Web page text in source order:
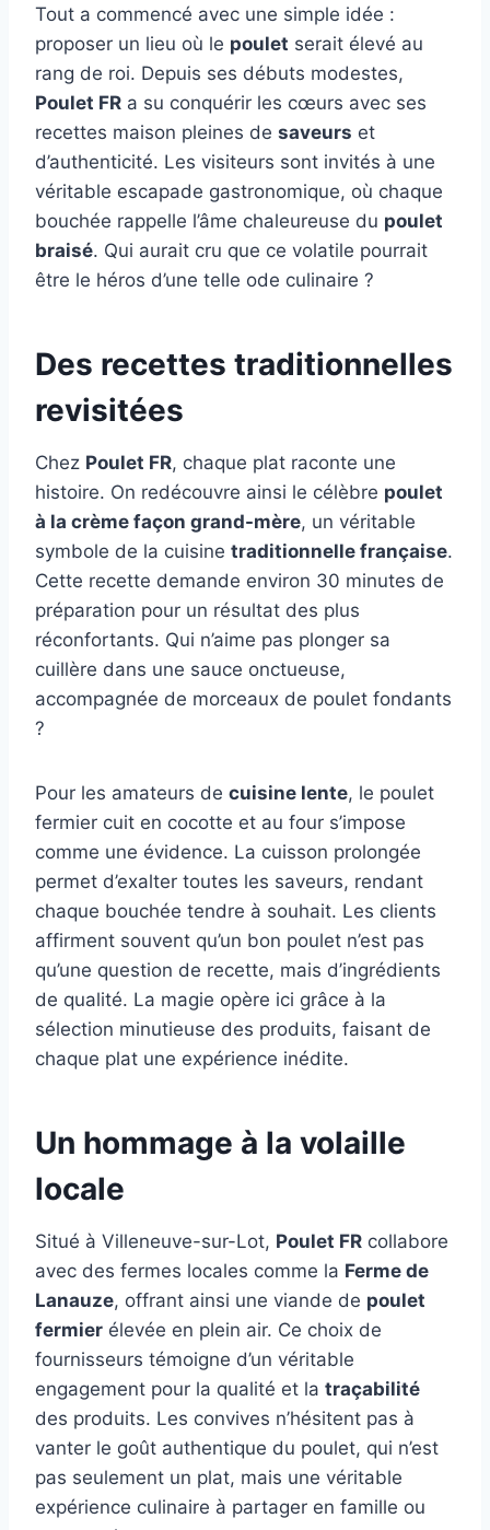
Tout a commencé avec une simple idée :
proposer un lieu où le poulet serait élevé au
rang de roi. Depuis ses débuts modestes,
Poulet FR a su conquérir les cœurs avec ses
recettes maison pleines de saveurs et
d’authenticité. Les visiteurs sont invités à une
véritable escapade gastronomique, où chaque
bouchée rappelle l’âme chaleureuse du poulet
braisé. Qui aurait cru que ce volatile pourrait
être le héros d’une telle ode culinaire ?
Des recettes traditionnelles
revisitées
Chez Poulet FR, chaque plat raconte une
histoire. On redécouvre ainsi le célèbre poulet
à la crème façon grand-mère, un véritable
symbole de la cuisine traditionnelle française.
Cette recette demande environ 30 minutes de
préparation pour un résultat des plus
réconfortants. Qui n’aime pas plonger sa
cuillère dans une sauce onctueuse,
accompagnée de morceaux de poulet fondants
?
Pour les amateurs de cuisine lente, le poulet
fermier cuit en cocotte et au four s’impose
comme une évidence. La cuisson prolongée
permet d’exalter toutes les saveurs, rendant
chaque bouchée tendre à souhait. Les clients
affirment souvent qu’un bon poulet n’est pas
qu’une question de recette, mais d’ingrédients
de qualité. La magie opère ici grâce à la
sélection minutieuse des produits, faisant de
chaque plat une expérience inédite.
Un hommage à la volaille
locale
Situé à Villeneuve-sur-Lot, Poulet FR collabore
avec des fermes locales comme la Ferme de
Lanauze, offrant ainsi une viande de poulet
fermier élevée en plein air. Ce choix de
fournisseurs témoigne d’un véritable
engagement pour la qualité et la traçabilité
des produits. Les convives n’hésitent pas à
vanter le goût authentique du poulet, qui n’est
pas seulement un plat, mais une véritable
expérience culinaire à partager en famille ou